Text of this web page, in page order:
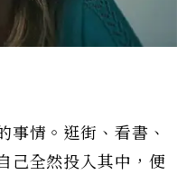
事情。逛街、看書、
己全然投入其中，便